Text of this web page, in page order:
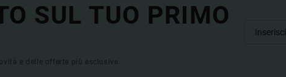
SUL TUO PRIMO
e delle offerte più esclusive.